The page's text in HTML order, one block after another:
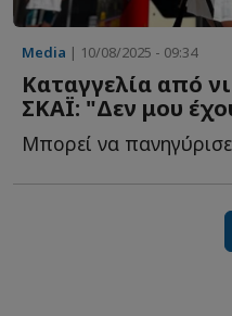
Media | 10/08/2025 - 09:34
Καταγγελία από
ΣΚΑΪ: "Δεν μου